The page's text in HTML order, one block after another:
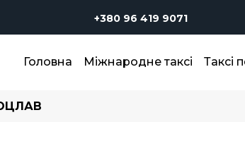
+380 96 419 9071
Головна Міжнародне таксі Таксі